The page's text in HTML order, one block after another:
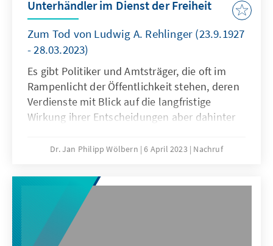
Unterhändler im Dienst der Freiheit
Zum Tod von Ludwig A. Rehlinger (23.9.1927
- 28.03.2023)
Es gibt Politiker und Amtsträger, die oft im
Rampenlicht der Öffentlichkeit stehen, deren
Verdienste mit Blick auf die langfristige
Wirkung ihrer Entscheidungen aber dahinter
Öffentlichkeit wenig präsent sind, deren
und langfristige Wirkung entfaltet.
Dr. Jan Philipp Wölbern 6 April 2023 Nachruf